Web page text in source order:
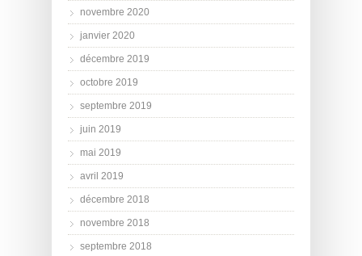
novembre 2020
janvier 2020
décembre 2019
octobre 2019
septembre 2019
juin 2019
mai 2019
avril 2019
décembre 2018
novembre 2018
septembre 2018